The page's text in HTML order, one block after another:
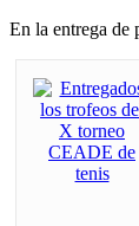
En la entrega de